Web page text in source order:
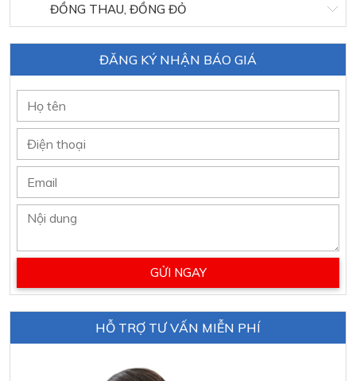
ĐỒNG THAU, ĐỒNG ĐỎ
ĐĂNG KÝ NHẬN BÁO GIÁ
HỖ TRỢ TƯ VẤN MIỄN PHÍ